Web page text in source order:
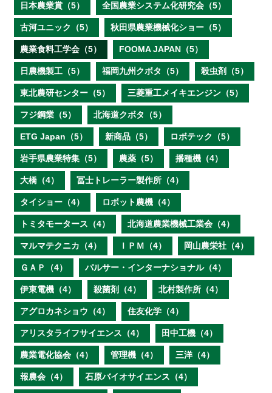
日本農業賞（5） 全国農業システム化研究会（5）
古河ユニック（5） 秋田県農業機械化ショー（5）
農業食料工学会（5） FOOMA JAPAN（5）
日農機製工（5） 福岡九州クボタ（5） 殺虫剤（5）
東北農研センター（5） 三菱重工メイキエンジン（5）
フジ鋼業（5） 北海道クボタ（5）
ETG Japan（5） 新商品（5） ロボテック（5）
岩手県農業特集（5） 農薬（5） 播種機（4）
大橋（4） 冨士トレーラー製作所（4）
タイショー（4） ロボット農機（4）
トミタモータース（4） 北海道農業機械工業会（4）
マルマテクニカ（4） ＩＰＭ（4） 岡山農栄社（4）
ＧＡＰ（4） パルサー・インターナショナル（4）
伊東電機（4） 殺菌剤（4） 北村製作所（4）
アグロカネショウ（4） 住友化学（4）
アリスタライフサイエンス（4） 田中工機（4）
農業電化協会（4） 管理機（4） 三洋（4）
報農会（4） 石原バイオサイエンス（4）